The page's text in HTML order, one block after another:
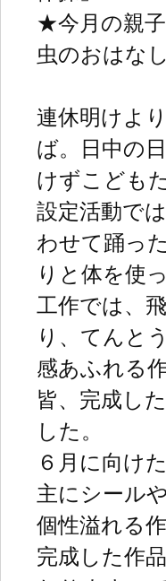
★今月の親
虫のおはな
連休明けよ
ば。日中の
けずこども
設定活動で
わせて踊っ
りと体を使
工作では、
り、てんと
感あふれる
皆、完成し
した。
６月に向け
主にシール
個性溢れる
完成した作